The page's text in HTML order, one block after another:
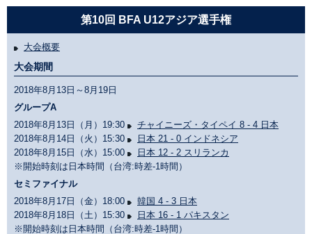
第10回 BFA U12アジア選手権
大会概要
大会期間
2018年8月13日～8月19日
グループA
2018年8月13日（月）19:30
チャイニーズ・タイペイ 8 - 4 日本
2018年8月14日（火）15:30
日本 21 - 0 インドネシア
2018年8月15日（水）15:00
日本 12 - 2 スリランカ
※開始時刻は日本時間（台湾:時差-1時間）
セミファイナル
2018年8月17日（金）18:00
韓国 4 - 3 日本
2018年8月18日（土）15:30
日本 16 - 1 パキスタン
※開始時刻は日本時間（台湾:時差-1時間）